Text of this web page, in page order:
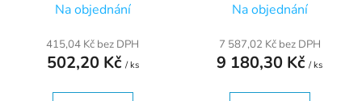
Na objednání
415,04 Kč bez DPH
502,20 Kč / ks
Na objednání
7 587,02 Kč bez DPH
9 180,30 Kč / ks